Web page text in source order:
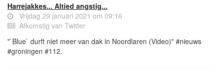
Harrejakkes... Altied angstig...
Vrijdag 29 januari 2021 om 09:16
Afkomstig van Twitter
"`Blue` durft niet meer van dak in Noordlaren (Video)" #nieuws
#groningen #112.